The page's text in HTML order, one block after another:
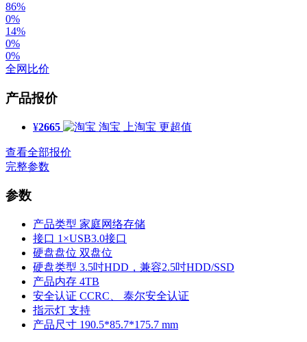
86%
0%
14%
0%
0%
全网比价
产品报价
¥2665 淘宝 上淘宝 更超值
查看全部报价
完整参数
参数
产品类型 家庭网络存储
接口 1×USB3.0接口
硬盘盘位 双盘位
硬盘类型 3.5吋HDD，兼容2.5吋HDD/SSD
产品内存 4TB
安全认证 CCRC、 泰尔安全认证
指示灯 支持
产品尺寸 190.5*85.7*175.7 mm